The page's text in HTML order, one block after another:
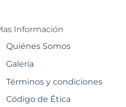
Información
Quiénes Somos
Galería
Términos y condiciones
Código de Ética